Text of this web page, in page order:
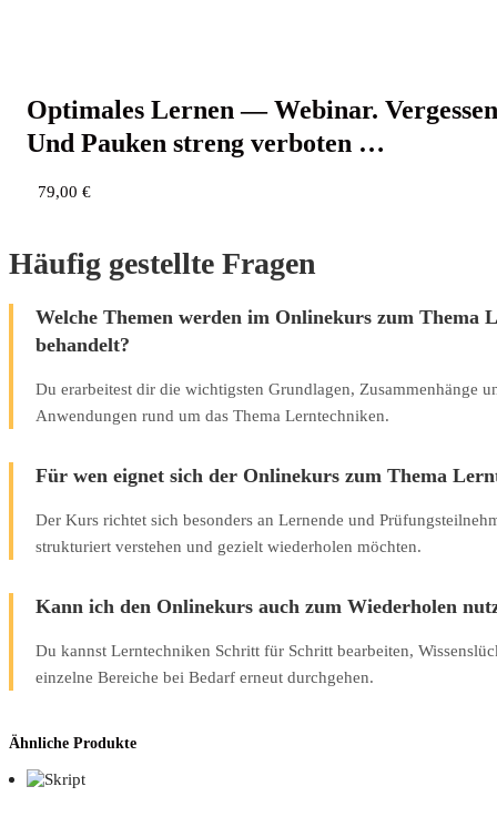
Opti­ma­les Ler­nen — Web­i­nar.
Und Pau­ken streng verboten …
79,00 €
Häufig gestellte Fragen
Welche Themen werden im Onlinekurs zum Thema
behandelt?
Du erarbeitest dir die wichtigsten Grundlagen, Zusammenhänge
Anwendungen rund um das Thema Lerntechniken.
Für wen eignet sich der Onlinekurs zum Thema
Der Kurs richtet sich besonders an Lernende und
strukturiert verstehen und gezielt wiederholen möchten.
Kann ich den Onlinekurs auch zum Wiederholen
Du kannst Lerntechniken Schritt für Schritt bearbeiten,
einzelne Bereiche bei Bedarf erneut durchgehen.
Ähnliche Produkte